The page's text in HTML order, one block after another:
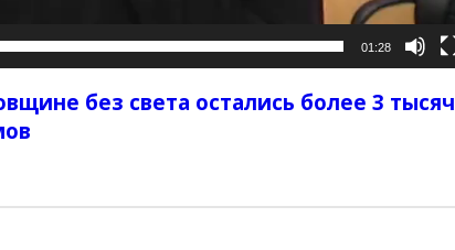
01:28
без света остались более 3 тысяч